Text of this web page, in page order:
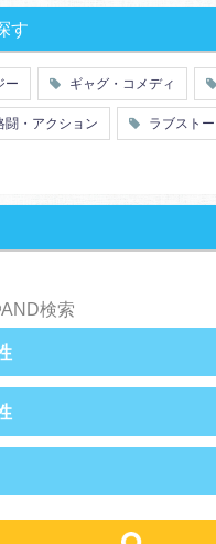
ドロ沼
青春
幼なじみ
動物
・外伝
ヤンキ
ン
す
ー ギャグ・コメディ
闘・アクション ラブスト
AND検索
天然攻め
年下攻め